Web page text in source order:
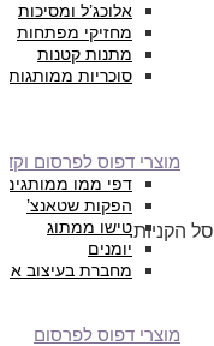
הקניות.
אלוכג’ל ומסיכות
מחזיקי מפתחות
מתנות קטנות
סוכריות ממותגות
מוצרי דפוס לפרסום
דפי ממו ממותגים
הפקות שטאנצ’
טישו ממתוג
יומנים
מחברת בעיצוב
מוצרי דפוס לפרסום